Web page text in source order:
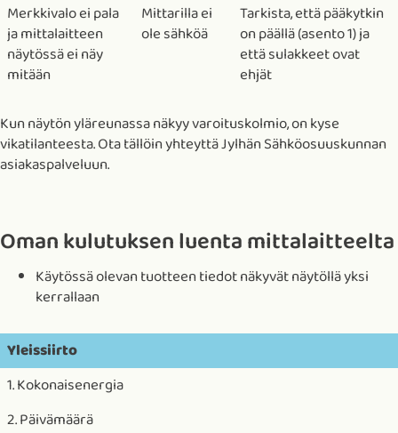
Merkkivalo ei pala
ja mittalaitteen
näytössä ei näy
mitään
Mittarilla ei
ole sähköä
Tarkista, että pääkytkin
on päällä (asento 1) ja
että sulakkeet ovat
ehjät
Kun näytön yläreunassa näkyy varoituskolmio, on kyse
vikatilanteesta. Ota tällöin yhteyttä Jylhän Sähköosuuskunnan
asiakaspalveluun.
Oman kulutuksen luenta mittalaitteelta
Käytössä olevan tuotteen tiedot näkyvät näytöllä yksi
kerrallaan
Yleissiirto
1. Kokonaisenergia
2. Päivämäärä